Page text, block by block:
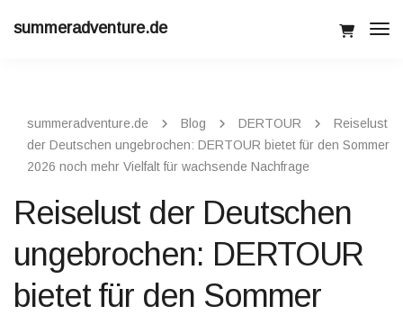
summeradventure.de
summeradventure.de Blog DERTOUR
Reiselust
der Deutschen ungebrochen: DERTOUR bietet für den Sommer
2026 noch mehr Vielfalt für wachsende Nachfrage
Reiselust der Deutschen
ungebrochen: DERTOUR
bietet für den Sommer